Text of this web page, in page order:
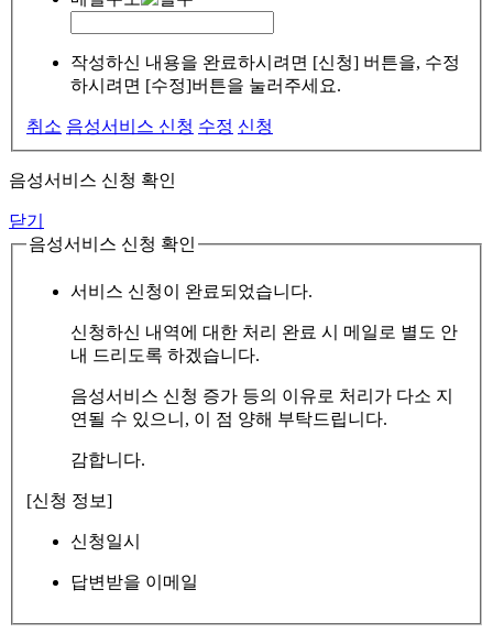
작성하신 내용을 완료하시려면 [신청] 버튼을, 수정
하시려면 [수정]버튼을 눌러주세요.
취소 음성서비스 신청 수정 신청
음성서비스 신청 확인
닫기
음성서비스 신청 확인
서비스 신청이 완료되었습니다.
신청하신 내역에 대한 처리 완료 시 메일로 별도 안
내 드리도록 하겠습니다.
음성서비스 신청 증가 등의 이유로 처리가 다소 지
연될 수 있으니, 이 점 양해 부탁드립니다.
감합니다.
[신청 정보]
신청일시
답변받을 이메일